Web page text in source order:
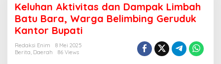
l
u
h
Keluhan Aktivitas dan Dampak Limbah
Batu Bara, Warga Belimbing Geruduk
Kantor Bupati
Redaksi Enim
8 Mei 2025
Berita, Daerah 86 Views